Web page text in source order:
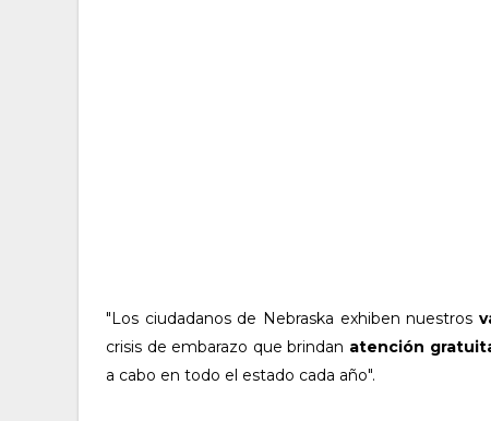
"Los ciudadanos de Nebraska exhiben nuestros
crisis de embarazo que brindan atención
a cabo en todo el estado cada año".